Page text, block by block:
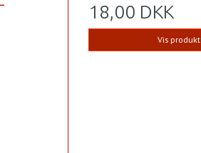
18,00 DKK
Vis produkt